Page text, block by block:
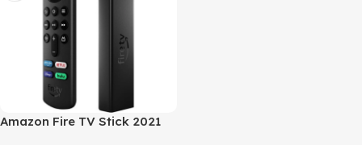
Amazon Fire TV Stick 2021